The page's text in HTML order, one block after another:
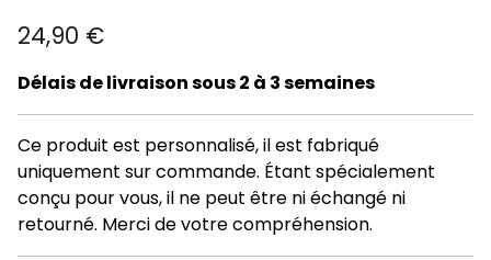
24,90 €
Délais de livraison sous 2 à 3 semaines
Ce produit est personnalisé, il est fabriqué
uniquement sur commande. Étant spécialement
conçu pour vous, il ne peut être ni échangé ni
retourné. Merci de votre compréhension.